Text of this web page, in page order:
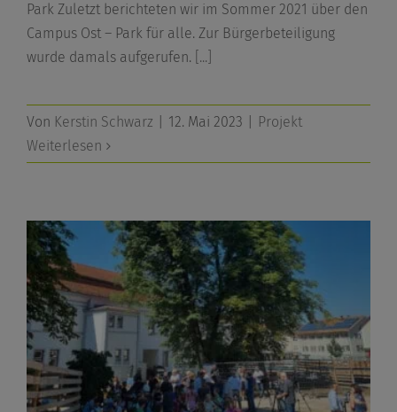
Park Zuletzt berichteten wir im Sommer 2021 über den
Campus Ost – Park für alle. Zur Bürgerbeteiligung
wurde damals aufgerufen. [...]
Von Kerstin Schwarz 12. Mai 2023
Projekt
Weiterlesen